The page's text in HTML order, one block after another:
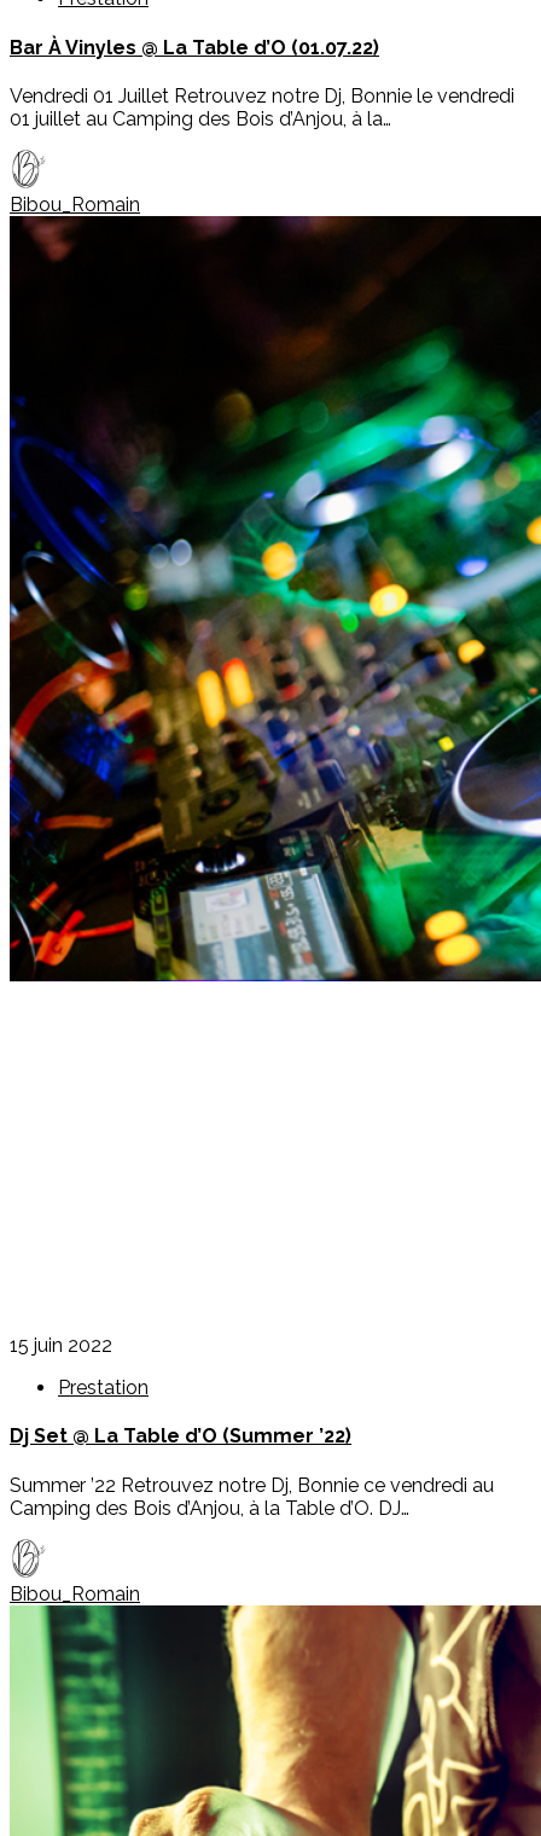
Bar À Vinyles @ La Table d’O (01.07.22)
Vendredi 01 Juillet Retrouvez notre Dj, Bonnie le vendredi
01 juillet au Camping des Bois d’Anjou, à la…
Bibou_Romain
15 juin 2022
Prestation
Dj Set @ La Table d’O (Summer ’22)
Summer ’22 Retrouvez notre Dj, Bonnie ce vendredi au
Camping des Bois d’Anjou, à la Table d’O. DJ…
Bibou_Romain